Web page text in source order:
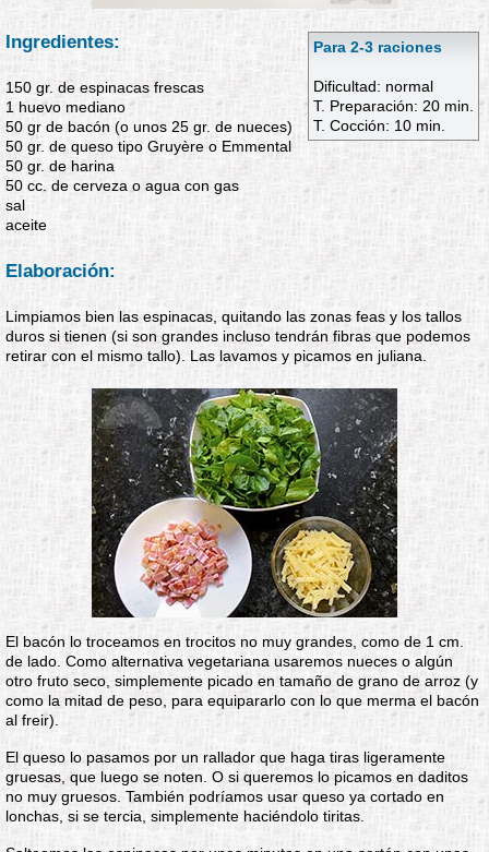
Para 2-3 raciones
Dificultad: normal
T. Preparación: 20 min.
T. Cocción: 10 min.
Ingredientes:
150 gr. de espinacas frescas
1 huevo mediano
50 gr de bacón (o unos 25 gr. de nueces)
50 gr. de queso tipo Gruyère o Emmental
50 gr. de harina
50 cc. de cerveza o agua con gas
sal
aceite
Elaboración:
Limpiamos bien las espinacas, quitando las zonas feas y los tallos
duros si tienen (si son grandes incluso tendrán fibras que podemos
retirar con el mismo tallo). Las lavamos y picamos en juliana.
El bacón lo troceamos en trocitos no muy grandes, como de 1 cm.
de lado. Como alternativa vegetariana usaremos nueces o algún
otro fruto seco, simplemente picado en tamaño de grano de arroz (y
como la mitad de peso, para equipararlo con lo que merma el bacón
al freir).
El queso lo pasamos por un rallador que haga tiras ligeramente
gruesas, que luego se noten. O si queremos lo picamos en daditos
no muy gruesos. También podríamos usar queso ya cortado en
lonchas, si se tercia, simplemente haciéndolo tiritas.